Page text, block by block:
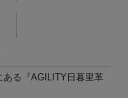
ある『AGILITY日暮里革